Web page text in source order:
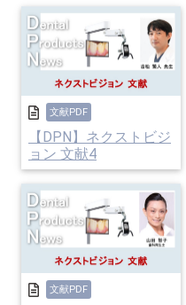
文献PDF
【DPN】ネクストビジ
ョン 文献4
文献PDF